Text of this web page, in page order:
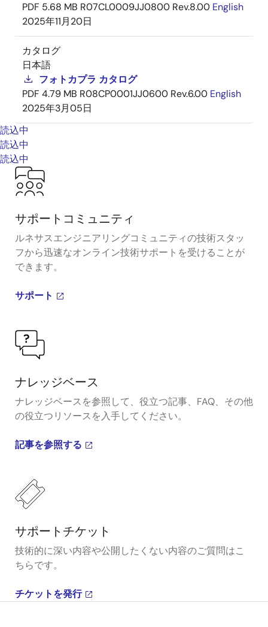
PDF 5.68 MB R07CL0009JJ0800 Rev.8.00 English
2025年11月20日
カタログ
日本語
フォトカプラ カタログ
PDF 4.79 MB R08CP0001JJ0600 Rev.6.00 English
2025年3月05日
読込中
読込中
読込中
サポートコミュニティ
ルネサスエンジニアリングコミュニティの技術スタッ
フから迅速なオンライン技術サポートを受けることが
できます。
サポート
ナレッジベース
ナレッジベースを参照して、役立つ記事、FAQ、その他
の役立つリソースを入手してください。
記事を参照する
サポートチケット
技術的に深い内容や公開したくない内容のご質問はこ
ちらです。
チケットを発行